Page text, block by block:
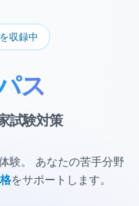
収録中
ス
試験対策
験。
あなたの苦手分野
をサポートします。